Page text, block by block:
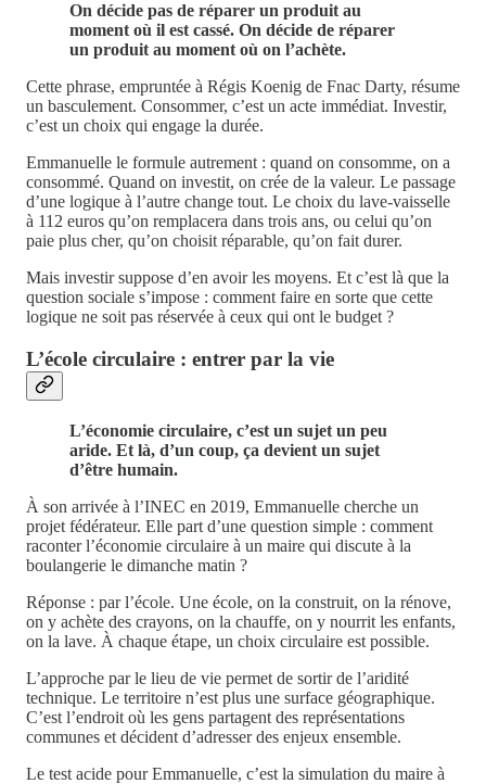
On décide pas de réparer un produit au
moment où il est cassé. On décide de réparer
un produit au moment où on l’achète.
Cette phrase, empruntée à Régis Koenig de Fnac Darty, résume
un basculement. Consommer, c’est un acte immédiat. Investir,
c’est un choix qui engage la durée.
Emmanuelle le formule autrement : quand on consomme, on a
consommé. Quand on investit, on crée de la valeur. Le passage
d’une logique à l’autre change tout. Le choix du lave-vaisselle
à 112 euros qu’on remplacera dans trois ans, ou celui qu’on
paie plus cher, qu’on choisit réparable, qu’on fait durer.
Mais investir suppose d’en avoir les moyens. Et c’est là que la
question sociale s’impose : comment faire en sorte que cette
logique ne soit pas réservée à ceux qui ont le budget ?
L’école circulaire : entrer par la vie
L’économie circulaire, c’est un sujet un peu
aride. Et là, d’un coup, ça devient un sujet
d’être humain.
À son arrivée à l’INEC en 2019, Emmanuelle cherche un
projet fédérateur. Elle part d’une question simple : comment
raconter l’économie circulaire à un maire qui discute à la
boulangerie le dimanche matin ?
Réponse : par l’école. Une école, on la construit, on la rénove,
on y achète des crayons, on la chauffe, on y nourrit les enfants,
on la lave. À chaque étape, un choix circulaire est possible.
L’approche par le lieu de vie permet de sortir de l’aridité
technique. Le territoire n’est plus une surface géographique.
C’est l’endroit où les gens partagent des représentations
communes et décident d’adresser des enjeux ensemble.
Le test acide pour Emmanuelle, c’est la simulation du maire à